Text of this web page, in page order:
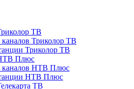
ТВ
Триколор ТВ
Триколор ТВ
Плюс
каналов НТВ Плюс
НТВ Плюс
ТВ